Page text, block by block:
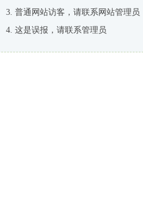
普通网站访客，请联系网站管理员
这是误报，请联系管理员